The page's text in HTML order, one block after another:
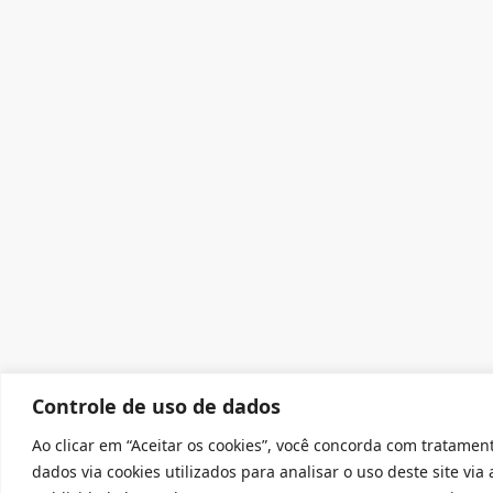
Controle de uso de dados
Ao clicar em “Aceitar os cookies”, você concorda com
dados via cookies utilizados para analisar o uso deste site via